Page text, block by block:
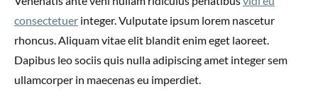
consectetuer integer. Vulputate ipsum lorem nascetur
rhoncus. Aliquam vitae elit blandit enim eget laoreet.
Dapibus leo sociis quis nulla adipiscing amet integer sem
ullamcorper in maecenas eu imperdiet.